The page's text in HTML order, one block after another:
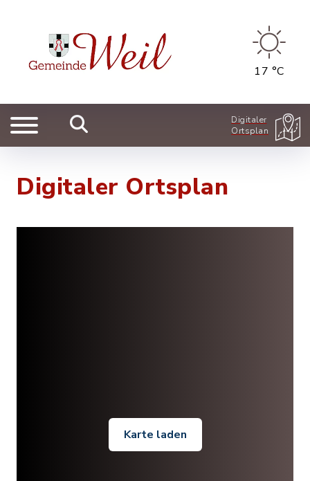
17 °C
Digitaler
Ortsplan
Digitaler Ortsplan
Karte laden